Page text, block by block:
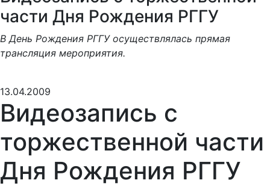
части Дня Рождения РГГУ
В День Рождения РГГУ осуществлялась прямая
трансляция мероприятия.
13.04.2009
Видеозапись с
торжественной части
Дня Рождения РГГУ